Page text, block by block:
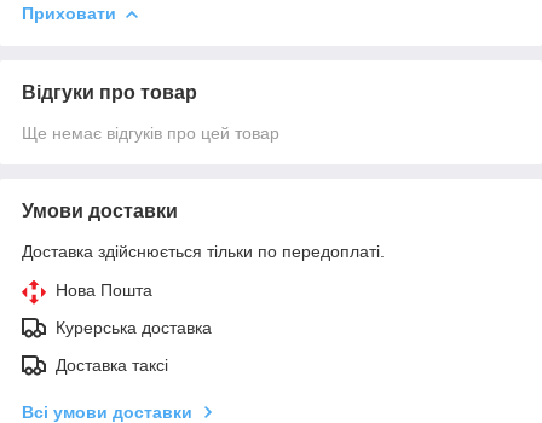
Приховати
Відгуки про товар
Ще немає відгуків про цей товар
Умови доставки
Доставка здійснюється тільки по передоплаті.
Нова Пошта
Курерська доставка
Доставка таксі
Всі умови доставки